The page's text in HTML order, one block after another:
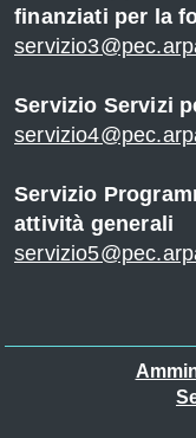
finanziati per la
Servizio Servizi
Servizio
attività generali